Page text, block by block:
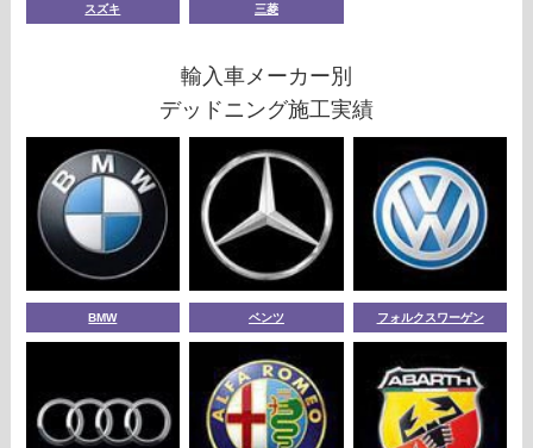
スズキ 三菱
輸入車メーカー別
デッドニング施工実績
BMW ベンツ フォルクスワーゲン